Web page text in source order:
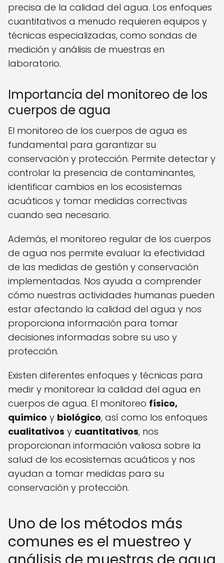
precisa de la calidad del agua. Los enfoques
cuantitativos a menudo requieren equipos y
técnicas especializadas, como sondas de
medición y análisis de muestras en
laboratorio.
Importancia del monitoreo de los
cuerpos de agua
El monitoreo de los cuerpos de agua es
fundamental para garantizar su
conservación y protección. Permite detectar y
controlar la presencia de contaminantes,
identificar cambios en los ecosistemas
acuáticos y tomar medidas correctivas
cuando sea necesario.
Además, el monitoreo regular de los cuerpos
de agua nos permite evaluar la efectividad
de las medidas de gestión y conservación
implementadas. Nos ayuda a comprender
cómo nuestras actividades humanas pueden
estar afectando la calidad del agua y nos
proporciona información para tomar
decisiones informadas sobre su uso y
protección.
Existen diferentes enfoques y técnicas para
medir y monitorear la calidad del agua en
cuerpos de agua. El monitoreo físico,
químico y biológico, así como los enfoques
cualitativos y cuantitativos, nos
proporcionan información valiosa sobre la
salud de los ecosistemas acuáticos y nos
ayudan a tomar medidas para su
conservación y protección.
Uno de los métodos más
comunes es el muestreo y